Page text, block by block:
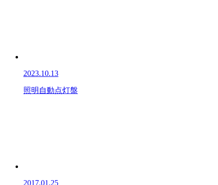
2023.10.13
照明自動点灯盤
2017.01.25